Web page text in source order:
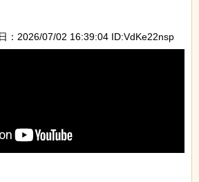
：2026/07/02 16:39:04 ID:VdKe22nsp